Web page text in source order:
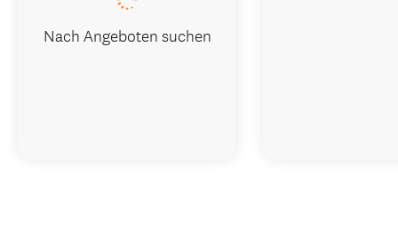
Nach Angeboten suchen